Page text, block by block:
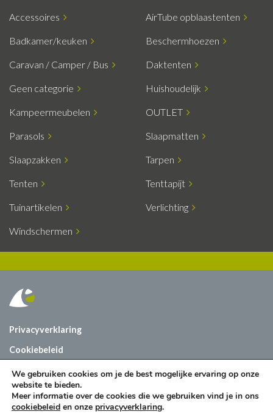
Accessoires AirTube opblaastenten
Badkamer/keuken Beschermhoezen
Caravan / Camper / Bus Daktenten
Geen categorie Huishoudelijk
Kampeermeubelen OUTLET
Parasols Slaapmatten
Slaapzakken Tarpen
Tenten Tenttapijt
Tuinartikelen Verlichting
Windschermen
Privacyverklaring
Cookiebeleid
Vacatures
Contact
We gebruiken cookies om je de best mogelijke ervaring op onze
website te bieden.
Meer informatie over de cookies die we gebruiken vind je in ons
cookiebeleid en onze privacyverklaring.